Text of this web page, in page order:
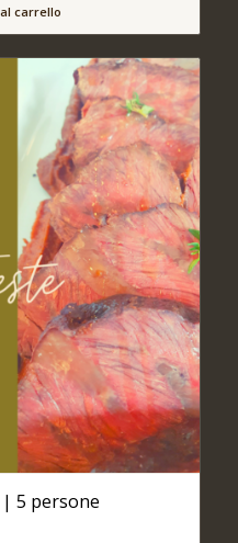
carrello
5 persone